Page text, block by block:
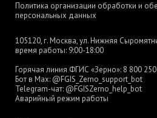
Политика организации обработки и
персональных данных
105120, г. Москва, ул. Нижняя
время работы: 9:00-18:00
Горячая линия ФГИС «Зерно»: 8 800
Бот в Max: @FGIS_Zerno_support_bot
Telegram-чат: @FGISZerno_help_bot
Аварийный режим работы